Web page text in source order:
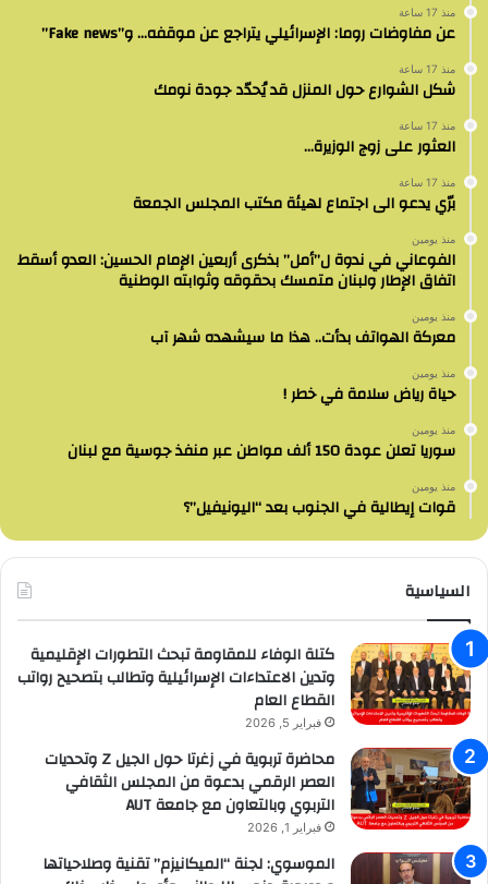
منذ 17 ساعة
عن مفاوضات روما: الإسرائيلي يتراجع عن موقفه… و”Fake news”
منذ 17 ساعة
شكل الشوارع حول المنزل قد يُحدّد جودة نومك
منذ 17 ساعة
العثور على زوج الوزيرة…
منذ 17 ساعة
برّي يدعو الى اجتماع لهيئة مكتب المجلس الجمعة
منذ يومين
الفوعاني في ندوة ل”أمل” بذكرى أربعين الإمام الحسين: العدو أسقط
اتفاق الإطار ولبنان متمسك بحقوقه وثوابته الوطنية
منذ يومين
معركة الهواتف بدأت.. هذا ما سيشهده شهر آب
منذ يومين
حياة رياض سلامة في خطر !
منذ يومين
سوريا تعلن عودة 150 ألف مواطن عبر منفذ جوسية مع لبنان
منذ يومين
قوات إيطالية في الجنوب بعد “اليونيفيل”؟
السياسية
كتلة الوفاء للمقاومة تبحث التطورات الإقليمية
وتدين الاعتداءات الإسرائيلية وتطالب بتصحيح رواتب
القطاع العام
فبراير 5, 2026
محاضرة تربوية في زغرتا حول الجيل Z وتحديات
العصر الرقمي بدعوة من المجلس الثقافي
التربوي وبالتعاون مع جامعة AUT
فبراير 1, 2026
الموسوي: لجنة “الميكانيزم” تقنية وصلاحياتها